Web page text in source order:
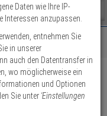
120°x120°
Daten wie Ihre IP-
Interessen anzupassen.
entnehmen Sie
in unserer
auch den Datentransfer in
wo möglicherweise ein
und Optionen
Sie unter 'Einstellungen